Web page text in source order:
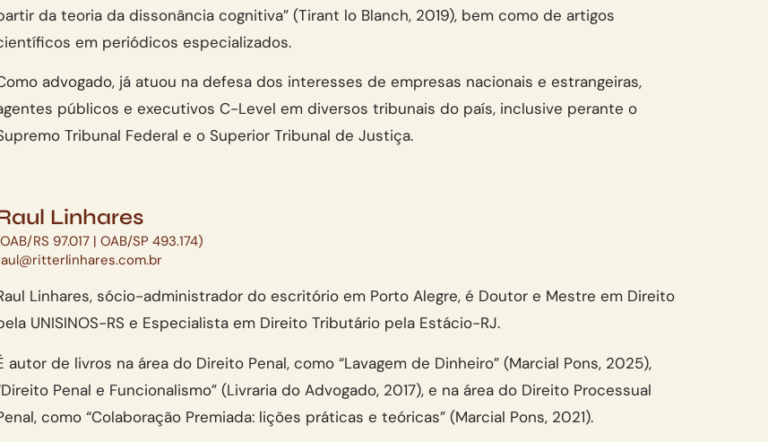
da teoria da dissonância cognitiva” (Tirant lo Blanch, 2019), bem como de artigos
em periódicos especializados.
advogado, já atuou na defesa dos interesses de empresas nacionais e estrangeiras,
públicos e executivos C-Level em diversos tribunais do país, inclusive perante o
Tribunal Federal e o Superior Tribunal de Justiça.
Linhares
RS 97.017 | OAB/SP 493.174)
Linhares, sócio-administrador do escritório em Porto Alegre, é Doutor e Mestre em Direito
UNISINOS-RS e Especialista em Direito Tributário pela Estácio-RJ.
autor de livros na área do Direito Penal, como “Lavagem de Dinheiro” (Marcial Pons, 2025),
Penal e Funcionalismo” (Livraria do Advogado, 2017), e na área do Direito Processual
como “Colaboração Premiada: lições práticas e teóricas” (Marcial Pons, 2021).